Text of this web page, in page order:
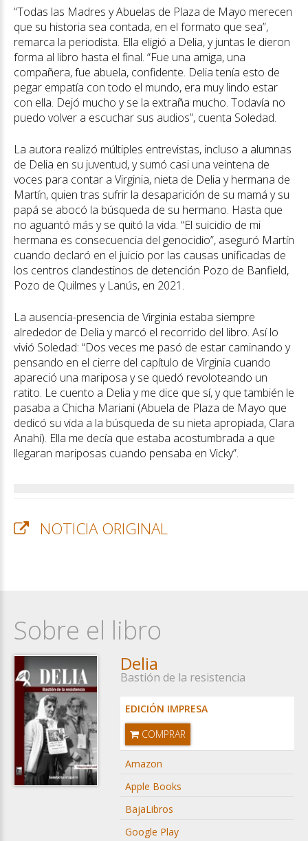
“Todas las Madres y Abuelas de Plaza de Mayo merecen
que su historia sea contada, en el formato que sea”,
remarca la periodista. Ella eligió a Delia, y juntas le dieron
forma al libro hasta el final. “Fue una amiga, una
compañera, fue abuela, confidente. Delia tenía esto de
pegar empatía con todo el mundo, era muy lindo estar
con ella. Dejó mucho y se la extraña mucho. Todavía no
puedo volver a escuchar sus audios”, cuenta Soledad.
La autora realizó múltiples entrevistas, incluso a alumnas
de Delia en su juventud, y sumó casi una veintena de
voces para contar a Virginia, nieta de Delia y hermana de
Martín, quien tras sufrir la desaparición de su mamá y su
papá se abocó la búsqueda de su hermano. Hasta que
no aguantó más y se quitó la vida. “El suicidio de mi
hermana es consecuencia del genocidio”, aseguró Martín
cuando declaró en el juicio por las causas unificadas de
los centros clandestinos de detención Pozo de Banfield,
Pozo de Quilmes y Lanús, en 2021.
La ausencia-presencia de Virginia estaba siempre
alrededor de Delia y marcó el recorrido del libro. Así lo
vivió Soledad: “Dos veces me pasó de estar caminando y
pensando en el cierre del capítulo de Virginia cuando
apareció una mariposa y se quedó revoloteando un
ratito. Le cuento a Delia y me dice que sí, y que también le
pasaba a Chicha Mariani (Abuela de Plaza de Mayo que
dedicó su vida a la búsqueda de su nieta apropiada, Clara
Anahí). Ella me decía que estaba acostumbrada a que
llegaran mariposas cuando pensaba en Vicky”.
NOTICIA ORIGINAL
Sobre el libro
Delia
Bastión de la resistencia
EDICIÓN IMPRESA
COMPRAR
Amazon
Apple Books
BajaLibros
Google Play